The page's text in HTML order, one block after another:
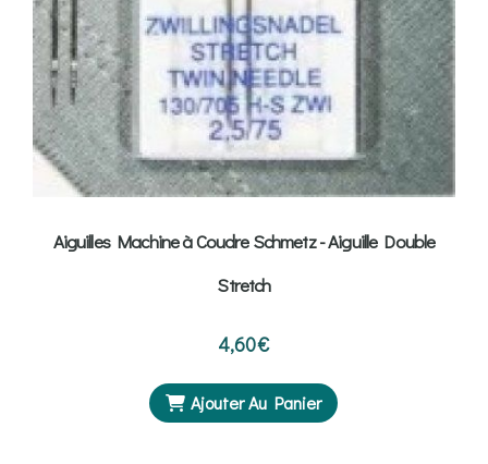
Aiguilles Machine à Coudre Schmetz - Aiguille Double
Stretch
4,60€
Ajouter Au Panier